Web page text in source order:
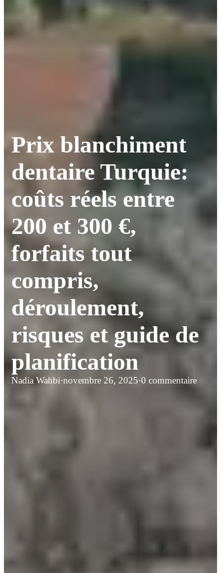
Prix blanchiment
dentaire Turquie:
coûts réels entre
200 et 300 €,
forfaits tout
compris,
déroulement,
risques et guide de
planification
Nadia Wahbi·novembre 26, 2025·0 commentaire